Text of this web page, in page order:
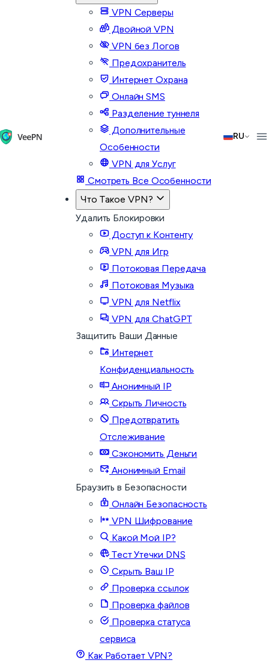
VPN Серверы
Двойной VPN
VPN без Логов
Предохранитель
Интернет Охрана
Онлайн SMS
Разделение туннеля
Дополнительные
Особенности
VPN для Услуг
Смотреть Все Особенности
Что Такое VPN?
Удалить Блокировки
Доступ к Контенту
VPN для Игр
Потоковая Передача
Потоковая Музыка
VPN для Netflix
VPN для ChatGPT
Защитить Ваши Данные
Интернет
Конфиденциальность
Анонимный IP
Скрыть Личность
Предотвратить
Отслеживание
Сэкономить Деньги
Анонимный Email
Браузить в Безопасности
Онлайн Безопасность
VPN Шифрование
Какой Мой IP?
Тест Утечки DNS
Скрыть Ваш IP
Проверка ссылок
Проверка файлов
Проверка статуса
сервиса
Как Работает VPN?
RU